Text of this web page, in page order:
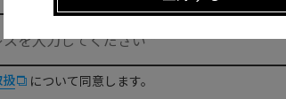
について同意します。